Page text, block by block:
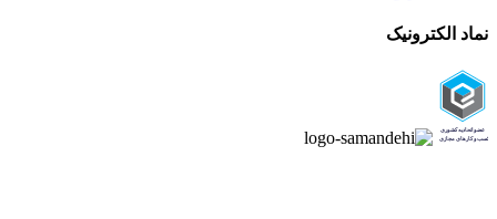
نماد الکترونیک